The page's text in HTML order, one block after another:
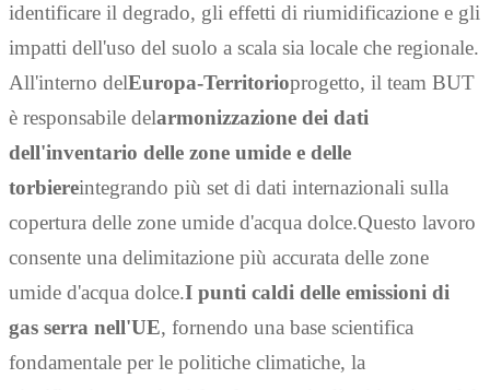
identificare il degrado, gli effetti di riumidificazione e gli
impatti dell'uso del suolo a scala sia locale che regionale.
All'interno delEuropa-Territorioprogetto, il team BUT
è responsabile delarmonizzazione dei dati
dell'inventario delle zone umide e delle
torbiereintegrando più set di dati internazionali sulla
copertura delle zone umide d'acqua dolce.Questo lavoro
consente una delimitazione più accurata delle zone
umide d'acqua dolce.I punti caldi delle emissioni di
gas serra nell'UE, fornendo una base scientifica
fondamentale per le politiche climatiche, la